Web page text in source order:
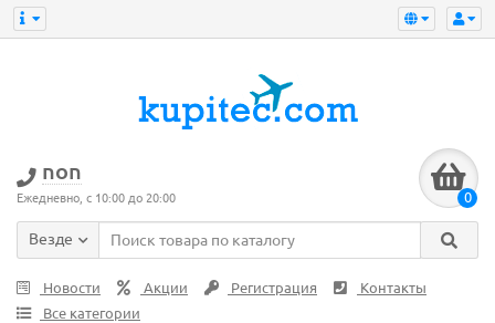
non
Ежедневно, с 10:00 до 20:00 0
Везде
Новости Акции Регистрация
Контакты
Все категории